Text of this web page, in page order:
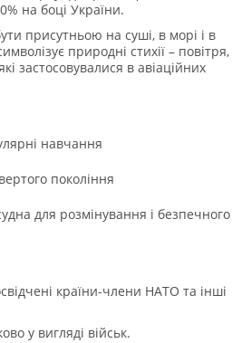
на боці України.
присутньою на суші, в морі і в
природні стихії – повітря,
застосовувалися в авіаційних
навчання
покоління
для розмінування і безпечного
країни-члени НАТО та інші
у вигляді військ.